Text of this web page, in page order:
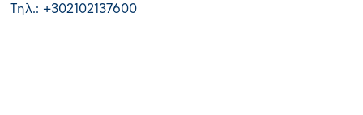
Τηλ.: +302102137600